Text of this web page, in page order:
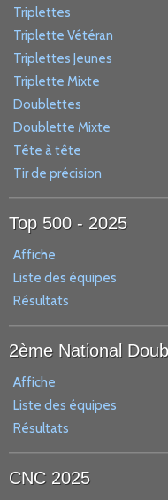
Triplettes
Triplette Vétéran
Triplettes Jeunes
Triplette Mixte
Doublettes
Doublette Mixte
Tête à tête
Tir de précision
Top 500 - 2025
Affiche
Liste des équipes
Résultats
2ème National
Affiche
Liste des équipes
Résultats
CNC 2025